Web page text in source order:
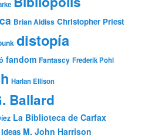
Brian Aldiss Christopher Priest
distopía
fandom Fantascy Frederik Pohl
Harlan Ellison
Ballard
La Biblioteca de Carfax
M. John Harrison